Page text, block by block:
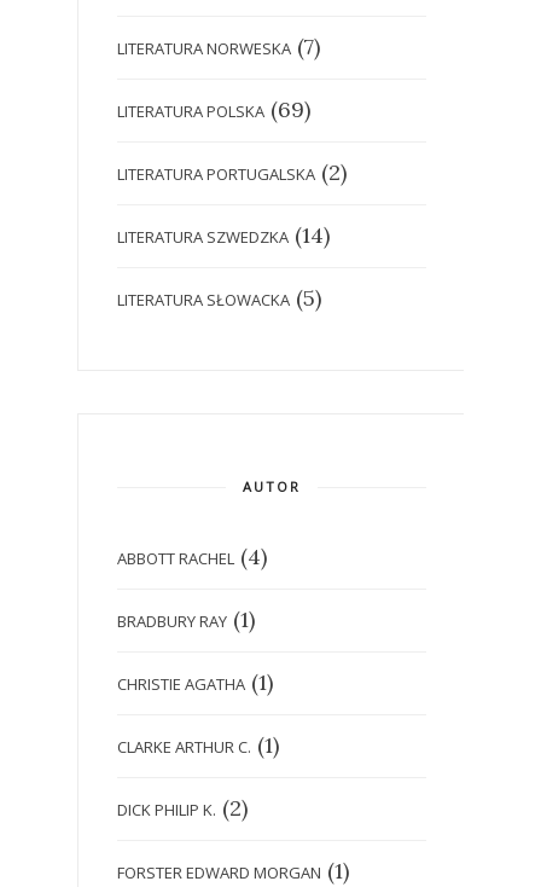
LITERATURA NORWESKA (7)
LITERATURA POLSKA (69)
LITERATURA PORTUGALSKA (2)
LITERATURA SZWEDZKA (14)
LITERATURA SŁOWACKA (5)
AUTOR
ABBOTT RACHEL (4)
BRADBURY RAY (1)
CHRISTIE AGATHA (1)
CLARKE ARTHUR C. (1)
DICK PHILIP K. (2)
FORSTER EDWARD MORGAN (1)